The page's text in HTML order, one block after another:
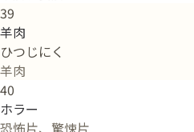
39
羊肉
ひつじにく
羊肉
40
ホラー